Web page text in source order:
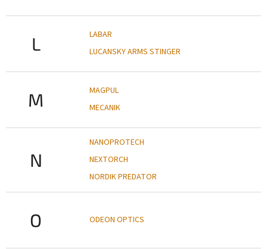
L
LABAR
LUCANSKY ARMS STINGER
M
MAGPUL
MECANIK
N
NANOPROTECH
NEXTORCH
NORDIK PREDATOR
O ODEON OPTICS